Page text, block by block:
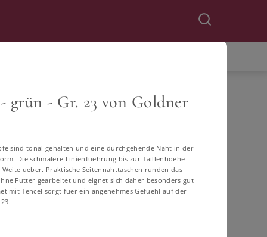
- Gr. 23 von Goldner
sind tonal gehalten und eine durchgehende Naht in der
Die schmalere Linienfuehrung bis zur Taillenhoehe
ueber. Praktische Seitennahttaschen runden das
Futter gearbeitet und eignet sich daher besonders gut
mit Tencel sorgt fuer ein angenehmes Gefuehl auf der